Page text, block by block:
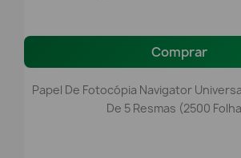
Comprar
Papel De Fotocópia Navigator
De 5 Resmas (2500